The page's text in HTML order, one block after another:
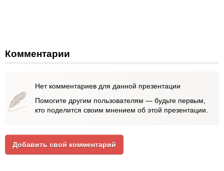
Комментарии
Нет комментариев для данной презентации
Помогите другим пользователям — будьте первым,
кто поделится своим мнением об этой презентации.
Добавить свой комментарий